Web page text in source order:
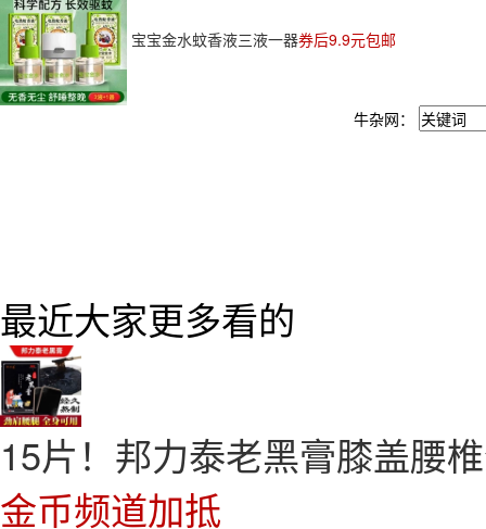
宝宝金水蚊香液三液一器券后9.9元包邮
牛杂网：
最近大家更多看的
15片！邦力泰老黑膏膝盖腰
金币频道加抵